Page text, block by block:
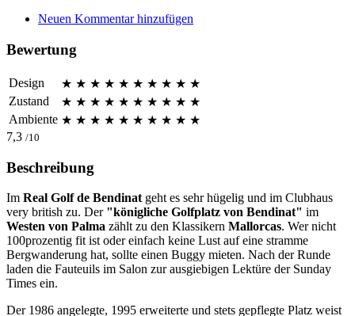
Neuen Kommentar hinzufügen
Bewertung
Design ★ ★ ★ ★ ★ ★ ★ ★ ★ ★
Zustand
★ ★ ★ ★ ★ ★ ★ ★ ★ ★
Ambiente ★ ★ ★ ★ ★ ★ ★ ★ ★ ★
7,3 /10
Beschreibung
Im Real Golf de Bendinat geht es sehr hügelig und im Clubhaus
very british zu. Der "königliche Golfplatz von Bendinat" im
Westen von Palma zählt zu den Klassikern Mallorcas. Wer nicht
100prozentig fit ist oder einfach keine Lust auf eine stramme
Bergwanderung hat, sollte einen Buggy mieten. Nach der Runde
laden die Fauteuils im Salon zur ausgiebigen Lektüre der Sunday
Times ein.
Der 1986 angelegte, 1995 erweiterte und stets gepflegte Platz weist